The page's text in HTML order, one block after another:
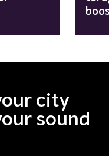
boos
city
sound